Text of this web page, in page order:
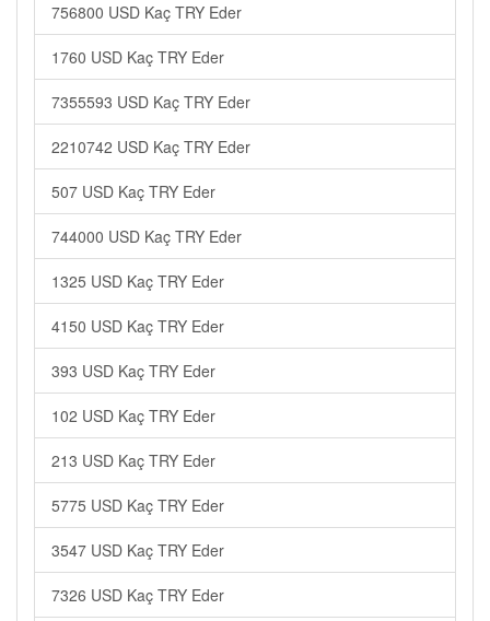
756800 USD Kaç TRY Eder
1760 USD Kaç TRY Eder
7355593 USD Kaç TRY Eder
2210742 USD Kaç TRY Eder
507 USD Kaç TRY Eder
744000 USD Kaç TRY Eder
1325 USD Kaç TRY Eder
4150 USD Kaç TRY Eder
393 USD Kaç TRY Eder
102 USD Kaç TRY Eder
213 USD Kaç TRY Eder
5775 USD Kaç TRY Eder
3547 USD Kaç TRY Eder
7326 USD Kaç TRY Eder